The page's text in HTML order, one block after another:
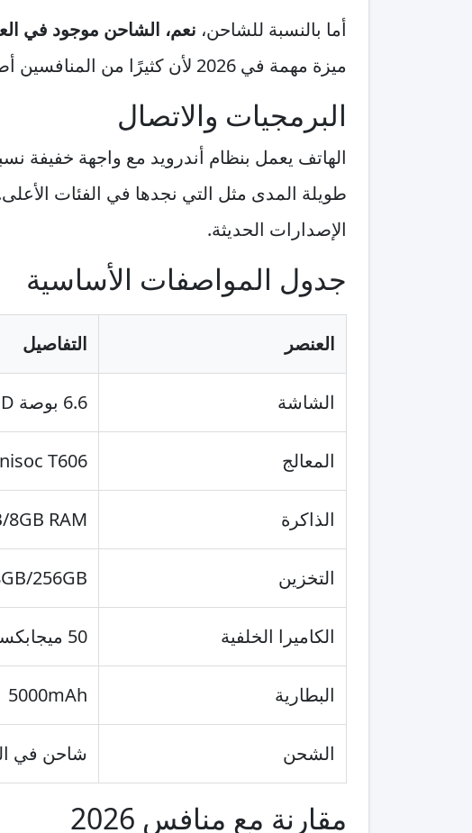
أما بالنسبة للشاحن، نعم، الشاحن موجود في
ميزة مهمة في 2026 لأن كثيرًا من المنافسين أصبحوا يزيلون الشاحن من الصندوق.
البرمجيات والاتصال
الهاتف يعمل بنظام أندرويد مع واجهة خفيفة
الإصدارات الحديثة.
جدول المواصفات الأساسية
العنصر التفاصيل
الشاشة 6.6 بوصة IPS LCD، دقة HD+، معدل تحديث 90Hz
المعالج T606
الذاكرة 8GB RAM
التخزين 256GB
الكاميرا الخلفية 50 ميجابكسل
البطارية 5000mAh
الشحن شاحن في
مقارنة مع منافس 2026